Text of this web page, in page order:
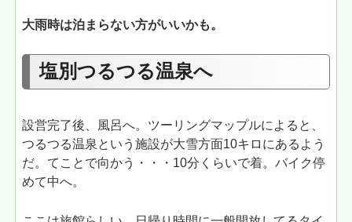
大雨時は泊まらない方がいいかも。
塩別つるつる温泉へ
設営完了後、風呂へ。ツーリングマップルによると、
つるつる温泉という施設が大雪方面10キロにあるよう
だ。てことで向かう・・・10分くらいで着。バイク停
めて中へ。